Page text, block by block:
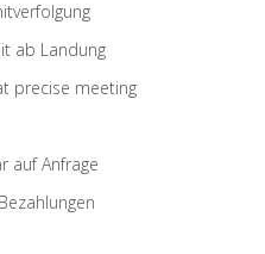
ab Landung
precise meeting
auf Anfrage